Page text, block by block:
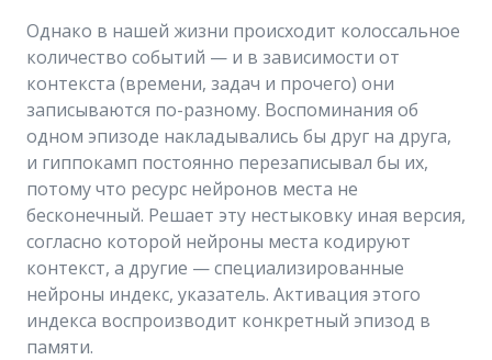
Однако в нашей жизни происходит колоссальное
количество событий — и в зависимости от
контекста (времени, задач и прочего) они
записываются по-разному. Воспоминания об
одном эпизоде накладывались бы друг на друга,
и гиппокамп постоянно перезаписывал бы их,
потому что ресурс нейронов места не
бесконечный. Решает эту нестыковку иная версия,
согласно которой нейроны места кодируют
контекст, а другие — специализированные
нейроны индекс, указатель. Активация этого
индекса воспроизводит конкретный эпизод в
памяти.